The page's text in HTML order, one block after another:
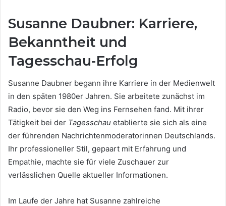
Susanne Daubner: Karriere,
Bekanntheit und
Tagesschau-Erfolg
Susanne Daubner begann ihre Karriere in der Medienwelt
in den späten 1980er Jahren. Sie arbeitete zunächst im
Radio, bevor sie den Weg ins Fernsehen fand. Mit ihrer
Tätigkeit bei der Tagesschau etablierte sie sich als eine
der führenden Nachrichtenmoderatorinnen Deutschlands.
Ihr professioneller Stil, gepaart mit Erfahrung und
Empathie, machte sie für viele Zuschauer zur
verlässlichen Quelle aktueller Informationen.
Im Laufe der Jahre hat Susanne zahlreiche